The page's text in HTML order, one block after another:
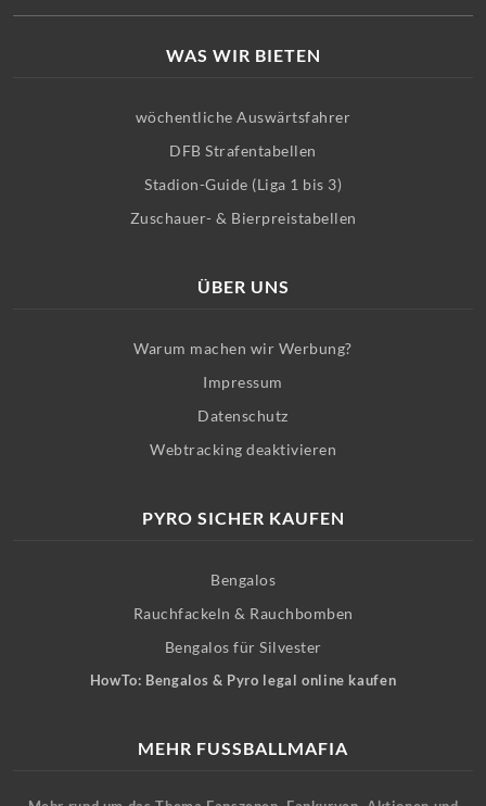
WAS WIR BIETEN
wöchentliche Auswärtsfahrer
DFB Strafentabellen
Stadion-Guide (Liga 1 bis 3)
Zuschauer- & Bierpreistabellen
ÜBER UNS
Warum machen wir Werbung?
Impressum
Datenschutz
Webtracking deaktivieren
PYRO SICHER KAUFEN
Bengalos
Rauchfackeln & Rauchbomben
Bengalos für Silvester
HowTo: Bengalos & Pyro legal online kaufen
MEHR FUSSBALLMAFIA